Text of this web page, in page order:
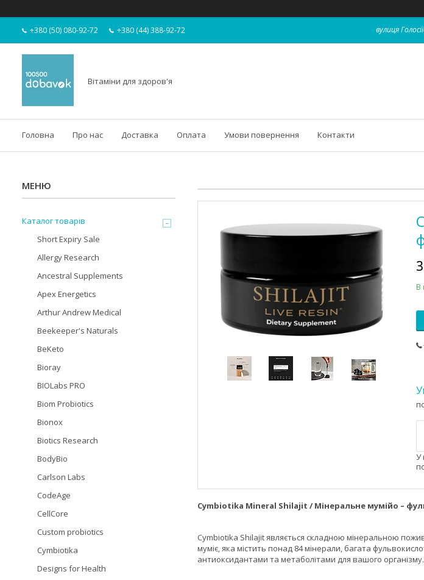
+380 (50) 080-92-72 +380 (44) 388-92-72 вулиця
Вітаміни для здоров'я
Головна Про нас Доставка Оплата Умови повернення Контакти
В
У
Cymbiotika Mineral Shilajit / Мінеральне мумійо –
Cymbiotika Shilajit являється складною мінеральною
муміє, яка містить понад 84 мінерали, багата
антиоксидантами та метаболітами для вашого
Каталог товарів
Short Expiry Sale
Allergy Research
Ancestral Supplements
Apex Energetics
Arthur Andrew Medical
Beekeeper's Naturals
BeKeto
Bioray
BIOLabs PRO
Biom Probiotics
Bionox
Biotics Research
BodyBio
Carlson Labs
CodeAge
CellCore
Custom probiotics
Cymbiotika
Designs for Health